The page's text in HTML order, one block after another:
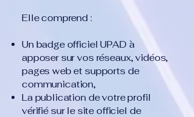
Elle comprend :
Un badge officiel UPAD à
apposer sur vos réseaux, vidéos,
pages web et supports de
communication,
La publication de votre profil
vérifié sur le site officiel de